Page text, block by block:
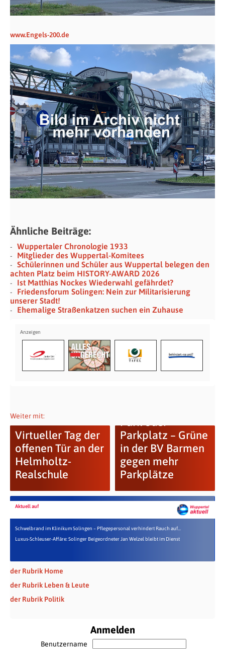
www.Engels-200.de
Ähnliche Beiträge:
Wuppertaler Chronologie 1933
Mitglieder des Wuppertal-Komitees
Schülerinnen und Schüler aus Wuppertal belegen den
achten Platz beim HISTORY-AWARD 2026
Ist Matthias Nockes Wiederwahl gefährdet?
Friedensforum Solingen: Nein zur Militarisierung
unserer Stadt!
Ehemalige Straßenkatzen suchen ein Zuhause
Weiter mit:
Virtueller Tag der
offenen Tür an der
Helmholtz-
Realschule
Park oder
Parkplatz – Grüne
in der BV Barmen
gegen mehr
Parkplätze
Aktuell auf
Schwelbrand im Klinikum Solingen – Pflegepersonal verhindert Rauch auf...
Luxus-Schleuser-Affäre: Solinger Beigeordneter Jan Welzel bleibt im Dienst
der Rubrik Home
der Rubrik Leben & Leute
der Rubrik Politik
Anmelden
Benutzername